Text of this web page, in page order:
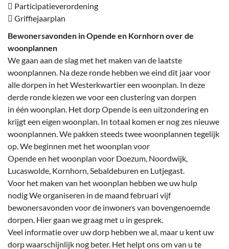
 Participatieverordening
 Griffiejaarplan
Bewonersavonden in Opende en Kornhorn over de
woonplannen
We gaan aan de slag met het maken van de laatste
woonplannen. Na deze ronde hebben we eind dit jaar voor
alle dorpen in het Westerkwartier een woonplan. In deze
derde ronde kiezen we voor een clustering van dorpen
in één woonplan. Het dorp Opende is een uitzondering en
krijgt een eigen woonplan. In totaal komen er nog zes nieuwe
woonplannen. We pakken steeds twee woonplannen tegelijk
op. We beginnen met het woonplan voor
Opende en het woonplan voor Doezum, Noordwijk,
Lucaswolde, Kornhorn, Sebaldeburen en Lutjegast.
Voor het maken van het woonplan hebben we uw hulp
nodig We organiseren in de maand februari vijf
bewonersavonden voor de inwoners van bovengenoemde
dorpen. Hier gaan we graag met u in gesprek.
Veel informatie over uw dorp hebben we al, maar u kent uw
dorp waarschijnlijk nog beter. Het helpt ons om van u te